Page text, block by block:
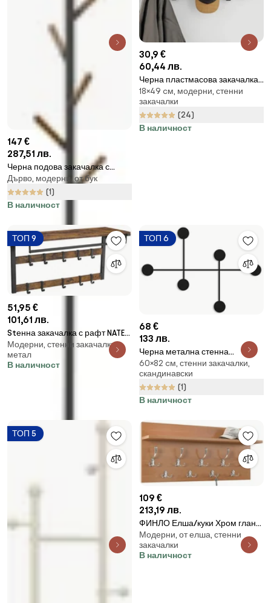
147 €
287,51 лв.
Черна подова закачалка с
детайли от букова дървесина
Закачалка за стълб Plain -
YAMAZAKI
Дърво, модерни, от бук
(1)
В наличност
30,9 €
60,44 лв.
Черна пластмасова закачалка
за стена Sticks - Umbra
18×49 cм, модерни, стенни
закачалки
(24)
В наличност
ТОП 9
51,95 €
101,61 лв.
Stенна закачалка с рафт NATE
кафяво/черно
Модерни, стенни закачалки,
метал
В наличност
ТОП 6
68 €
133 лв.
Черна метална стенна
закачалка Dama – Kalune
Design
60×82 cм, стенни закачалки,
скандинавски
(1)
В наличност
ТОП 5
109 €
213,19 лв.
ФИНЛО Елша/куки Хром гланц
- МОДЕРНА СТЕННА
ЗАКАЧАЛКА С РАФТ ЗА АНТРЕ
90 и 70 см
Модерни, от елша, стенни
закачалки
В наличност